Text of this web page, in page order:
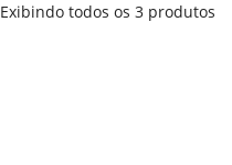
Exibindo todos os 3 produtos